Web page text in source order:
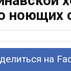
ноющих
на